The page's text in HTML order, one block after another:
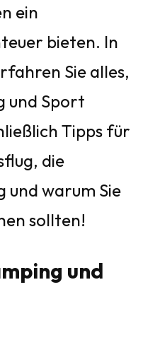
ein
bieten. In
Sie alles,
und Sport
Tipps für
die
und warum Sie
sollten!
und